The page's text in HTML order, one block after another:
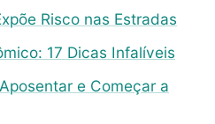
Risco nas Estradas
17 Dicas Infalíveis
e Começar a